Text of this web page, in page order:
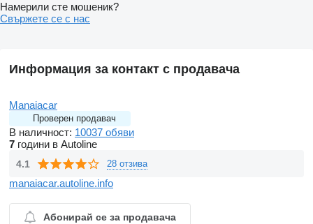
Намерили сте мошеник?
Свържете се с нас
Информация за контакт с продавача
Manaiacar
Проверен продавач
В наличност: 10037 обяви
7 години в Autoline
4.1 28 отзива
manaiacar.autoline.info
Абонирай се за продавача